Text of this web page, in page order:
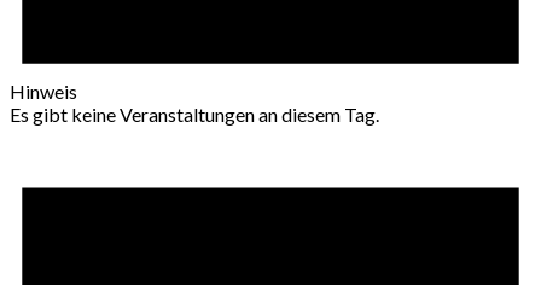
Hinweis
Es gibt keine Veranstaltungen an diesem Tag.